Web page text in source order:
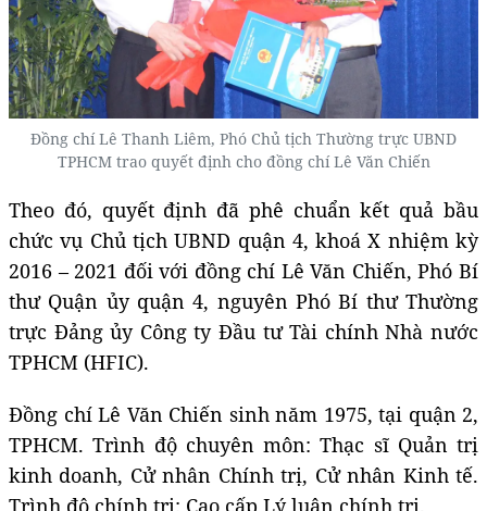
Đồng chí Lê Thanh Liêm, Phó Chủ tịch Thường trực UBND
TPHCM trao quyết định cho đồng chí Lê Văn Chiến
Theo đó, quyết định đã phê chuẩn kết quả bầu
chức vụ Chủ tịch UBND quận 4, khoá X nhiệm kỳ
2016 – 2021 đối với đồng chí Lê Văn Chiến, Phó Bí
thư Quận ủy quận 4, nguyên Phó Bí thư Thường
trực Đảng ủy Công ty Đầu tư Tài chính Nhà nước
TPHCM (HFIC).
Đồng chí Lê Văn Chiến sinh năm 1975, tại quận 2,
TPHCM. Trình độ chuyên môn: Thạc sĩ Quản trị
kinh doanh, Cử nhân Chính trị, Cử nhân Kinh tế.
Trình độ chính trị: Cao cấp Lý luận chính trị.